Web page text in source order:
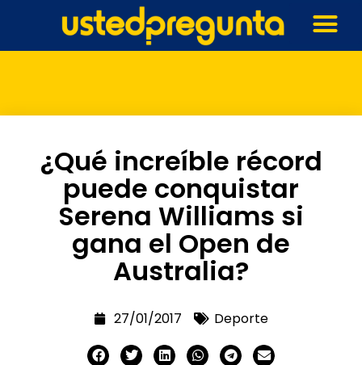
¿Qué increíble récord
puede conquistar
Serena Williams si
gana el Open de
Australia?
27/01/2017 Deporte